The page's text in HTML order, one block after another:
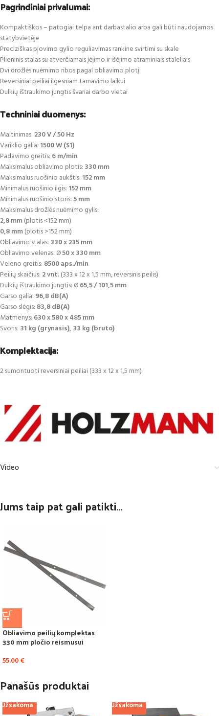
Pagrindiniai privalumai:
Kompaktiškos – patogiai telpa ant darbastalio arba gali būti naudojamos
statybvietėje
Preciziškas pjovimo gylio reguliavimas rankine svirtimi su skale
Plieninis stalas su atverčiamais įėjimo ir išėjimo atraminiais staleliais
Dvi drožlės nuėmimo ribos pagal obliavimo plotį
Reversiniai peiliai ilgesniam tarnavimo laikui
Dulkių ištraukimo jungtis švariai darbo vietai
Techniniai duomenys:
Maitinimas: 230 V / 50 Hz
Variklio galia: 1500 W (S1)
Padavimo greitis: 6 m/min
Maksimalus obliavimo plotis: 330 mm
Maksimalus ruošinio aukštis: 152 mm
Minimalus ruošinio ilgis: 152 mm
Minimalus ruošinio storis:5 mm
Maksimalus drožlės nuėmimo gylis:
2,8 mm(plotis <152 mm)
0,8 mm(plotis >152 mm)
Obliavimo stalas: 330 x 235 mm
Obliavimo velenas: Ø50 x 330 mm
Veleno greitis: 8500 aps./min
Peilių skaičius: 2 vnt.(333 x 12 x 1,5 mm, reversinis peilis)
Dulkių ištraukimo jungtis: Ø65,5 / 101,5 mm
Garso galia: 96,8 dB(A)
Garso slėgis: 83,8 dB(A)
Matmenys: 630 x 580 x 485 mm
Svoris: 31 kg (grynasis), 33 kg (bruto)
Komplektacija:
2 sumontuoti reversiniai peiliai (333 x 12 x 1,5 mm)
Video
Jums taip pat gali patikti…
Obliavimo peilių komplektas
330 mm pločio reismusui
55.00€
Panašūs produktai
Užsakoma Užsakoma